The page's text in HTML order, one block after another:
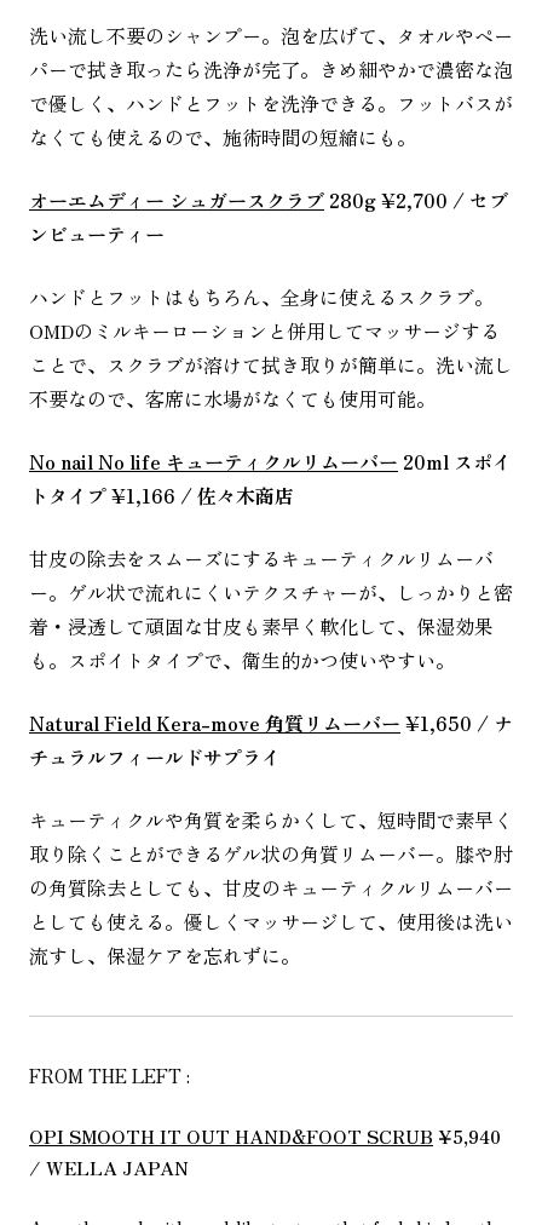
洗い流し不要のシャンプー。泡を広げて、タオルやペー
パーで拭き取ったら洗浄が完了。きめ細やかで濃密な泡
で優しく、ハンドとフットを洗浄できる。フットバスが
なくても使えるので、施術時間の短縮にも。
オーエムディー シュガースクラブ 280g ¥2,700 / セブ
ンビューティー
ハンドとフットはもちろん、全身に使えるスクラブ。
OMDのミルキーローションと併用してマッサージする
ことで、スクラブが溶けて拭き取りが簡単に。洗い流し
不要なので、客席に水場がなくても使用可能。
No nail No life キューティクルリムーバー 20ml スポイ
トタイプ ¥1,166 / 佐々木商店
甘皮の除去をスムーズにするキューティクルリムーバ
ー。ゲル状で流れにくいテクスチャーが、しっかりと密
着・浸透して頑固な甘皮も素早く軟化して、保湿効果
も。スポイトタイプで、衛生的かつ使いやすい。
Natural Field Kera-move 角質リムーバー ¥1,650 / ナ
チュラルフィールドサプライ
キューティクルや角質を柔らかくして、短時間で素早く
取り除くことができるゲル状の角質リムーバー。膝や肘
の角質除去としても、甘皮のキューティクルリムーバー
としても使える。優しくマッサージして、使用後は洗い
流すし、保湿ケアを忘れずに。
FROM THE LEFT :
OPI SMOOTH IT OUT HAND&FOOT SCRUB ¥5,940
/ WELLA JAPAN